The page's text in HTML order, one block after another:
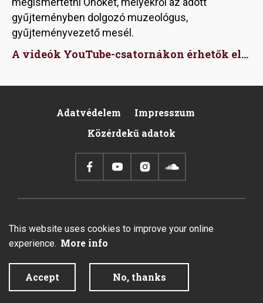
gyűjteményben dolgozó muzeológus,
gyűjteményvezető mesél.
A videók YouTube-csatornákon érhetők el...
Adatvédelem
Impresszum
Közérdekű adatok
Created by Integral Vision Kft.
This website uses cookies to improve your online
experience. More info
Accept No, thanks